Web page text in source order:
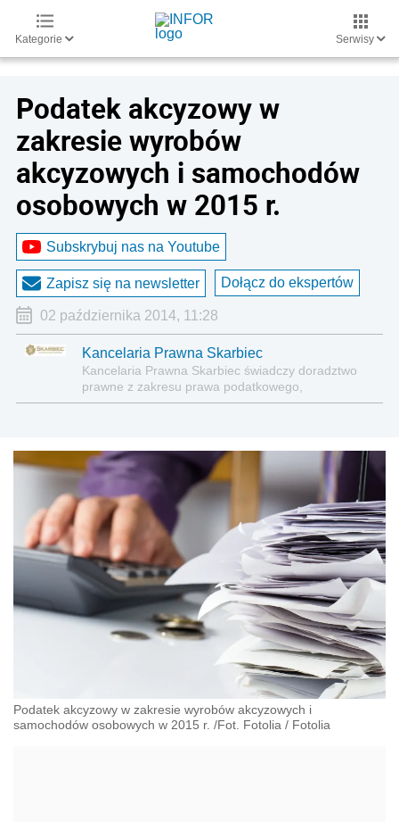
Kategorie Serwisy
Podatek akcyzowy w
zakresie wyrobów
akcyzowych i samochodów
osobowych w 2015 r.
Subskrybuj nas na Youtube
Zapisz się na newsletter Dołącz do ekspertów
02 października 2014, 11:28
Kancelaria Prawna Skarbiec
Kancelaria Prawna Skarbiec świadczy doradztwo
prawne z zakresu prawa podatkowego,
gospodarczego, cywilnego i karnego.
Podatek akcyzowy w zakresie wyrobów akcyzowych i
samochodów osobowych w 2015 r. /Fot. Fotolia / Fotolia